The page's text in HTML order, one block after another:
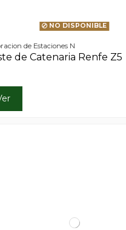
NO DISPONIBLE
de Estaciones N
de Catenaria Renfe Z5